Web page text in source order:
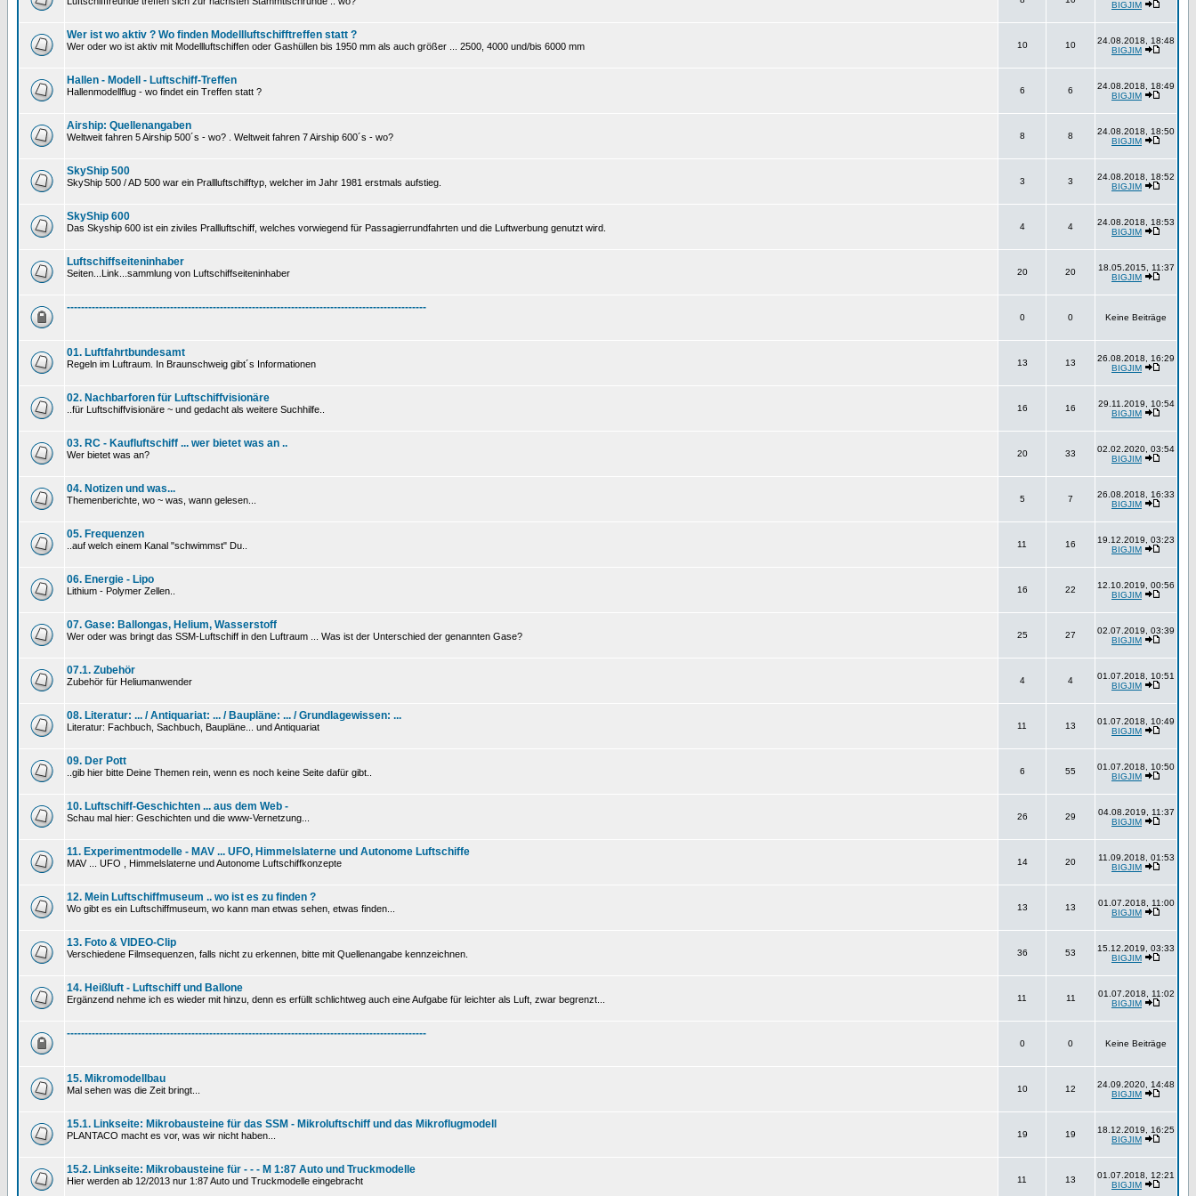
BIGJIM
Wer ist wo aktiv ? Wo finden Modellluftschifftreffen statt ?
Wer oder wo ist aktiv mit Modellluftschiffen oder Gashüllen bis 1950 mm als auch größer ... 2500, 4000 und/bis 6000 mm 10 10
24.08.2018, 18:48
BIGJIM
Hallen - Modell - Luftschiff-Treffen
Hallenmodellflug - wo findet ein Treffen statt ? 6 6
24.08.2018, 18:49
BIGJIM
Airship: Quellenangaben
Weltweit fahren 5 Airship 500´s - wo? . Weltweit fahren 7 Airship 600´s - wo? 8 8
24.08.2018, 18:50
BIGJIM
SkyShip 500
SkyShip 500 / AD 500 war ein Prallluftschifftyp, welcher im Jahr 1981 erstmals aufstieg. 3 3
24.08.2018, 18:52
BIGJIM
SkyShip 600
Das Skyship 600 ist ein ziviles Prallluftschiff, welches vorwiegend für Passagierrundfahrten und die Luftwerbung genutzt wird. 4 4
24.08.2018, 18:53
BIGJIM
Luftschiffseiteninhaber
Seiten...Link...sammlung von Luftschiffseiteninhaber 20 20
18.05.2015, 11:37
BIGJIM
-----------------------------------------------------------------------------------------------------
0 0 Keine Beiträge
01. Luftfahrtbundesamt
Regeln im Luftraum. In Braunschweig gibt´s Informationen 13 13
26.08.2018, 16:29
BIGJIM
02. Nachbarforen für Luftschiffvisionäre
..für Luftschiffvisionäre ~ und gedacht als weitere Suchhilfe.. 16 16
29.11.2019, 10:54
BIGJIM
03. RC - Kaufluftschiff ... wer bietet was an ..
Wer bietet was an? 20 33
02.02.2020, 03:54
BIGJIM
04. Notizen und was...
Themenberichte, wo ~ was, wann gelesen... 5 7
26.08.2018, 16:33
BIGJIM
05. Frequenzen
..auf welch einem Kanal "schwimmst" Du.. 11 16
19.12.2019, 03:23
BIGJIM
06. Energie - Lipo
Lithium - Polymer Zellen.. 16 22
12.10.2019, 00:56
BIGJIM
07. Gase: Ballongas, Helium, Wasserstoff
Wer oder was bringt das SSM-Luftschiff in den Luftraum ... Was ist der Unterschied der genannten Gase? 25 27
02.07.2019, 03:39
BIGJIM
07.1. Zubehör
Zubehör für Heliumanwender 4 4
01.07.2018, 10:51
BIGJIM
08. Literatur: ... / Antiquariat: ... / Baupläne: ... / Grundlagewissen: ...
Literatur: Fachbuch, Sachbuch, Baupläne... und Antiquariat 11 13
01.07.2018, 10:49
BIGJIM
09. Der Pott
..gib hier bitte Deine Themen rein, wenn es noch keine Seite dafür gibt.. 6 55
01.07.2018, 10:50
BIGJIM
10. Luftschiff-Geschichten ... aus dem Web -
Schau mal hier: Geschichten und die www-Vernetzung... 26 29
04.08.2019, 11:37
BIGJIM
11. Experimentmodelle - MAV ... UFO, Himmelslaterne und Autonome Luftschiffe
MAV ... UFO , Himmelslaterne und Autonome Luftschiffkonzepte 14 20
11.09.2018, 01:53
BIGJIM
12. Mein Luftschiffmuseum .. wo ist es zu finden ?
Wo gibt es ein Luftschiffmuseum, wo kann man etwas sehen, etwas finden... 13 13
01.07.2018, 11:00
BIGJIM
13. Foto & VIDEO-Clip
Verschiedene Filmsequenzen, falls nicht zu erkennen, bitte mit Quellenangabe kennzeichnen. 36 53
15.12.2019, 03:33
BIGJIM
14. Heißluft - Luftschiff und Ballone
Ergänzend nehme ich es wieder mit hinzu, denn es erfüllt schlichtweg auch eine Aufgabe für leichter als Luft, zwar begrenzt... 11 11
01.07.2018, 11:02
BIGJIM
-----------------------------------------------------------------------------------------------------
0 0 Keine Beiträge
15. Mikromodellbau
Mal sehen was die Zeit bringt... 10 12
24.09.2020, 14:48
BIGJIM
15.1. Linkseite: Mikrobausteine für das SSM - Mikroluftschiff und das Mikroflugmodell
PLANTACO macht es vor, was wir nicht haben... 19 19
18.12.2019, 16:25
BIGJIM
15.2. Linkseite: Mikrobausteine für - - - M 1:87 Auto und Truckmodelle
Hier werden ab 12/2013 nur 1:87 Auto und Truckmodelle eingebracht 11 13
01.07.2018, 12:21
BIGJIM